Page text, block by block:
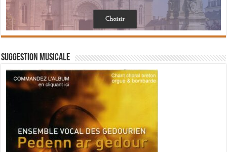
Suggestion musicale